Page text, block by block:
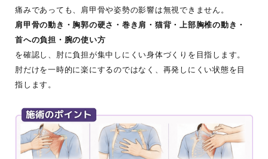
痛みであっても、肩甲骨や姿勢の影響は無視できません。
肩甲骨の動き・胸郭の硬さ・巻き肩・猫背・上部胸椎の動き・
首への負担・腕の使い方
を確認し、肘に負担が集中しにくい身体づくりを目指します。
肘だけを一時的に楽にするのではなく、再発しにくい状態を目
指します。